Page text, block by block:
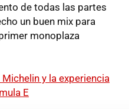
de todas las partes
un buen mix para
monoplaza
y la experiencia
E